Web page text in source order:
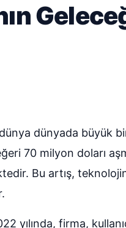
dünyada büyük
70 milyon doları
Bu artış,
yılında, firma,